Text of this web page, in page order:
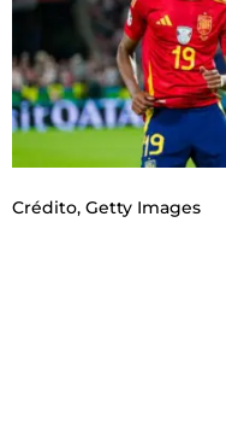
Crédito, Getty Images